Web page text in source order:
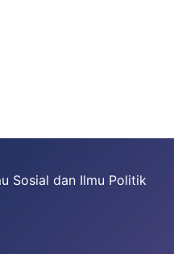
Sosial dan Ilmu Politik